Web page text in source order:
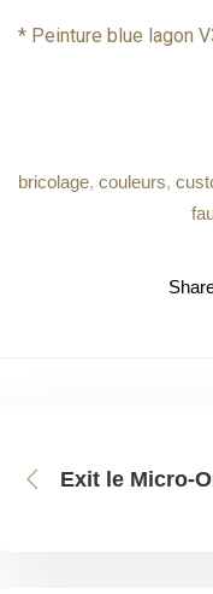
* Peinture blue lagon
bricolage, couleurs,
Exit le Micro-